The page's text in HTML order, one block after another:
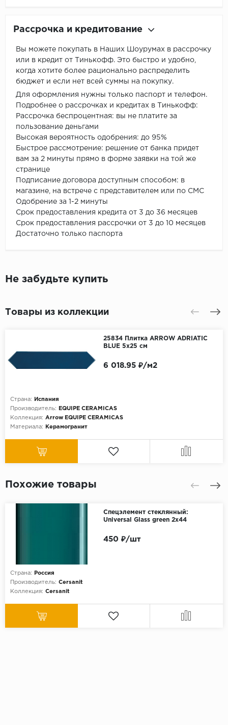
Рассрочка и кредитование
Вы можете покупать в Наших Шоурумах в рассрочку
или в кредит от Тинькофф. Это быстро и удобно,
когда хотите более рационально распределить
бюджет и если нет всей суммы на покупку.
Для оформления нужны только паспорт и телефон.
Подробнее о рассрочках и кредитах в Тинькофф:
Рассрочка беспроцентная: вы не платите за
пользование деньгами
Высокая вероятность одобрения: до 95%
Быстрое рассмотрение: решение от банка придет
вам за 2 минуты прямо в форме заявки на той же
странице
Подписание договора доступным способом: в
магазине, на встрече с представителем или по СМС
Одобрение за 1-2 минуты
Срок предоставления кредита от 3 до 36 месяцев
Срок предоставления рассрочки от 3 до 10 месяцев
Достаточно только паспорта
Не забудьте купить
Товары из коллекции
25834 Плитка ARROW ADRIATIC
BLUE 5x25 см
Страна:
Испания
Производитель:
EQUIPE CERAMICAS
Коллекция: Arrow EQUIPE CERAMICAS
Материала:
Керамогранит
6 018.95 ₽/м2
Похожие товары
Спецэлемент стеклянный:
Universal Glass green 2х44
Страна:
Россия
Производитель: Cersanit
Коллекция: Cersanit
450 ₽/шт